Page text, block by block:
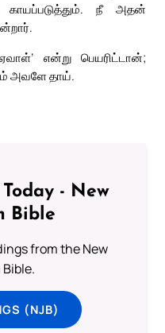
நீ அதன்
என்று பெயரிட்டான்;
அவளே தாய்.
- New
Bible
from the New
(NJB)